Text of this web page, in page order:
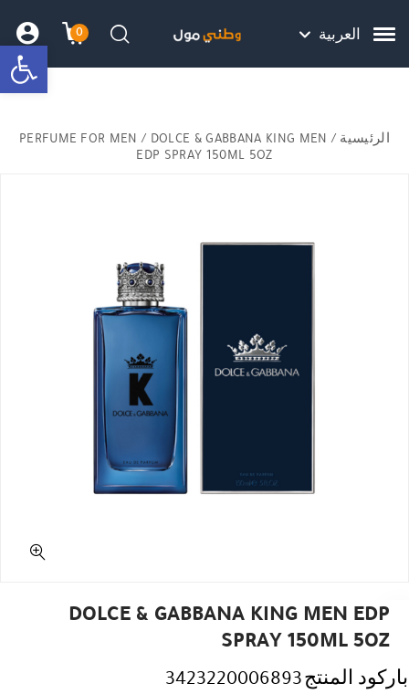
هل نزلت التطبيق ليصلك كل جديد ؟
العربية 0
עגלתחיפוש
الرئيسية /
PERFUME FOR MEN / DOLCE & GABBANA KING MEN
EDP SPRAY 150ML 5OZ
DOLCE & GABBANA KING MEN EDP
SPRAY 150ML 5OZ
باركود المنتج3423220006893